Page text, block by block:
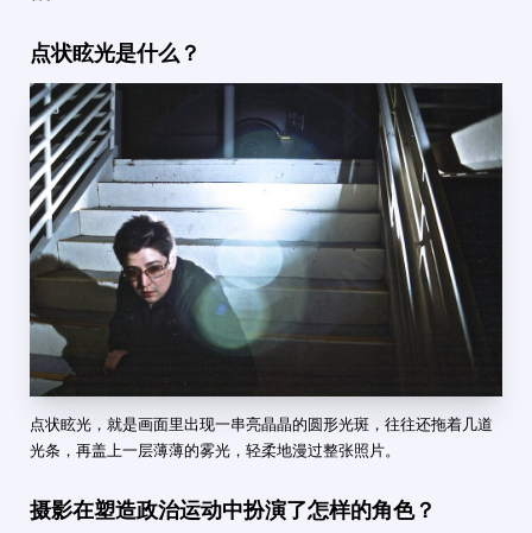
点状眩光是什么？
点状眩光，就是画面里出现一串亮晶晶的圆形光斑，往往还拖着几道
光条，再盖上一层薄薄的雾光，轻柔地漫过整张照片。
摄影在塑造政治运动中扮演了怎样的角色？